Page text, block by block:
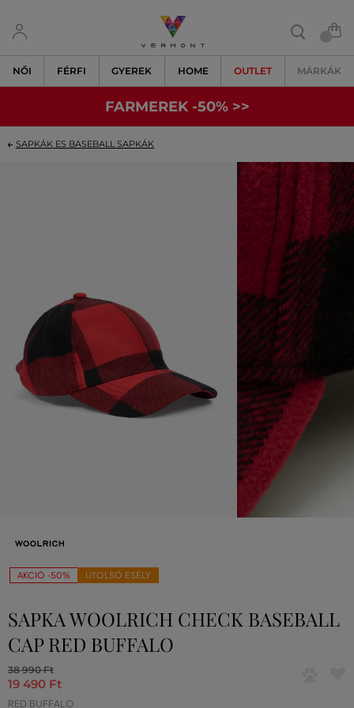
NŐI FÉRFI GYEREK HOME OUTLET MÁRKÁK
FARMEREK -50% >>
SAPKÁK ES BASEBALL SAPKÁK
AKCIÓ -50% UTOLSÓ ESÉLY
SAPKA WOOLRICH CHECK BASEBALL
CAP RED BUFFALO
38 990 Ft
19 490 Ft
RED BUFFALO